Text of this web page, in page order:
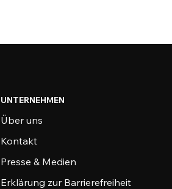
UNTERNEHMEN
Über uns
Kontakt
Presse & Medien
Erklärung zur Barrierefreiheit